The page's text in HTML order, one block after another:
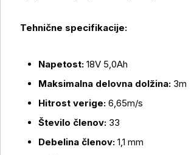
Več o izdelku
Tehnične specifikacije:
Napetost: 18V 5,0Ah
Maksimalna delovna dolžina: 3m
Hitrost verige: 6,65m/s
Število členov: 33
Debelina členov: 1,1 mm